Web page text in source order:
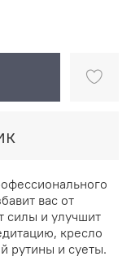
вас от
силы и улучшит
кресло
рутины и суеты.